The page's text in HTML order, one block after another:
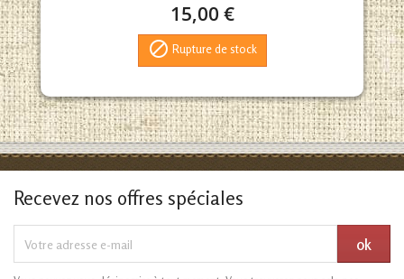
15,00 €
 Rupture de stock
Recevez nos offres spéciales